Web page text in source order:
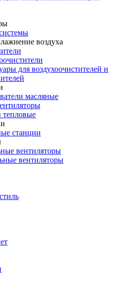
воздуха
для воздухоочистителей и
масляные
тепловые
станции
вентиляторы
вентиляторы